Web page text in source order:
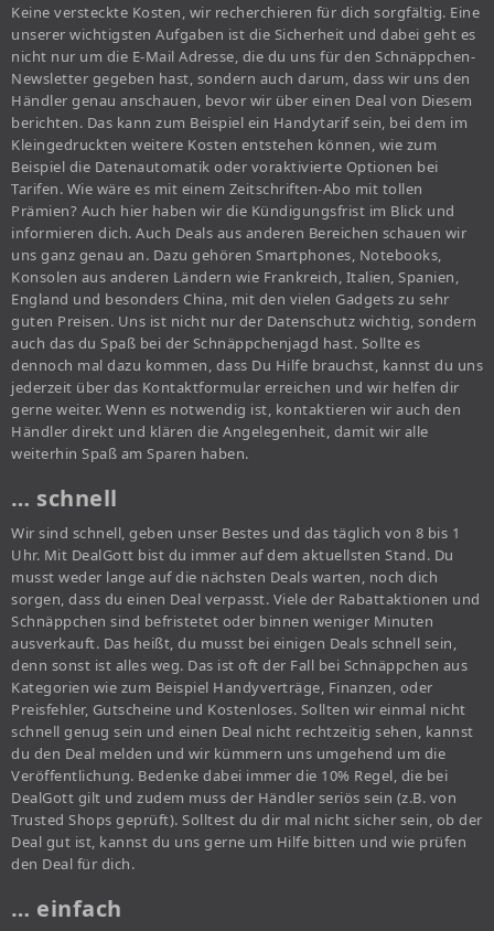
Keine versteckte Kosten, wir recherchieren für dich sorgfältig. Eine
unserer wichtigsten Aufgaben ist die Sicherheit und dabei geht es
nicht nur um die E-Mail Adresse, die du uns für den Schnäppchen-
Newsletter gegeben hast, sondern auch darum, dass wir uns den
Händler genau anschauen, bevor wir über einen Deal von Diesem
berichten. Das kann zum Beispiel ein Handytarif sein, bei dem im
Kleingedruckten weitere Kosten entstehen können, wie zum
Beispiel die Datenautomatik oder voraktivierte Optionen bei
Tarifen. Wie wäre es mit einem Zeitschriften-Abo mit tollen
Prämien? Auch hier haben wir die Kündigungsfrist im Blick und
informieren dich. Auch Deals aus anderen Bereichen schauen wir
uns ganz genau an. Dazu gehören Smartphones, Notebooks,
Konsolen aus anderen Ländern wie Frankreich, Italien, Spanien,
England und besonders China, mit den vielen Gadgets zu sehr
guten Preisen. Uns ist nicht nur der Datenschutz wichtig, sondern
auch das du Spaß bei der Schnäppchenjagd hast. Sollte es
dennoch mal dazu kommen, dass Du Hilfe brauchst, kannst du uns
jederzeit über das Kontaktformular erreichen und wir helfen dir
gerne weiter. Wenn es notwendig ist, kontaktieren wir auch den
Händler direkt und klären die Angelegenheit, damit wir alle
weiterhin Spaß am Sparen haben.
… schnell
Wir sind schnell, geben unser Bestes und das täglich von 8 bis 1
Uhr. Mit DealGott bist du immer auf dem aktuellsten Stand. Du
musst weder lange auf die nächsten Deals warten, noch dich
sorgen, dass du einen Deal verpasst. Viele der Rabattaktionen und
Schnäppchen sind befristetet oder binnen weniger Minuten
ausverkauft. Das heißt, du musst bei einigen Deals schnell sein,
denn sonst ist alles weg. Das ist oft der Fall bei Schnäppchen aus
Kategorien wie zum Beispiel Handyverträge, Finanzen, oder
Preisfehler, Gutscheine und Kostenloses. Sollten wir einmal nicht
schnell genug sein und einen Deal nicht rechtzeitig sehen, kannst
du den Deal melden und wir kümmern uns umgehend um die
Veröffentlichung. Bedenke dabei immer die 10% Regel, die bei
DealGott gilt und zudem muss der Händler seriös sein (z.B. von
Trusted Shops geprüft). Solltest du dir mal nicht sicher sein, ob der
Deal gut ist, kannst du uns gerne um Hilfe bitten und wie prüfen
den Deal für dich.
… einfach